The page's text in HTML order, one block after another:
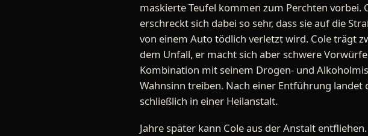
maskierte Teufel kommen zum Perchten vorbei.
erschreckt sich dabei so sehr, dass sie auf die
von einem Auto tödlich verletzt wird. Cole trägt
dem Unfall, er macht sich aber schwere
Kombination mit seinem Drogen- und
Wahnsinn treiben. Nach einer Entführung landet
schließlich in einer Heilanstalt.
Jahre später kann Cole aus der Anstalt